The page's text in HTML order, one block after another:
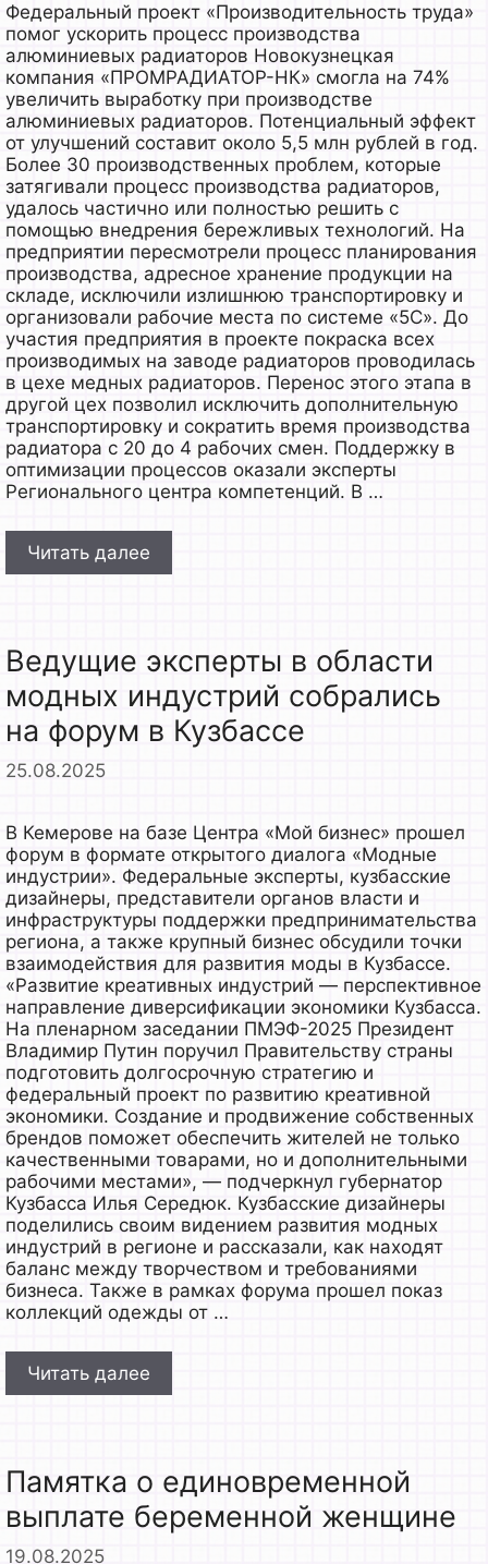
Федеральный проект «Производительность труда»
помог ускорить процесс производства
алюминиевых радиаторов Новокузнецкая
компания «ПРОМРАДИАТОР-НК» смогла на 74%
увеличить выработку при производстве
алюминиевых радиаторов. Потенциальный эффект
от улучшений составит около 5,5 млн рублей в год.
Более 30 производственных проблем, которые
затягивали процесс производства радиаторов,
удалось частично или полностью решить с
помощью внедрения бережливых технологий. На
предприятии пересмотрели процесс планирования
производства, адресное хранение продукции на
складе, исключили излишнюю транспортировку и
организовали рабочие места по системе «5С». До
участия предприятия в проекте покраска всех
производимых на заводе радиаторов проводилась
в цехе медных радиаторов. Перенос этого этапа в
другой цех позволил исключить дополнительную
транспортировку и сократить время производства
радиатора с 20 до 4 рабочих смен. Поддержку в
оптимизации процессов оказали эксперты
Регионального центра компетенций. В …
Читать далее
Ведущие эксперты в области
модных индустрий собрались
на форум в Кузбассе
25.08.2025
В Кемерове на базе Центра «Мой бизнес» прошел
форум в формате открытого диалога «Модные
индустрии». Федеральные эксперты, кузбасские
дизайнеры, представители органов власти и
инфраструктуры поддержки предпринимательства
региона, а также крупный бизнес обсудили точки
взаимодействия для развития моды в Кузбассе.
«Развитие креативных индустрий — перспективное
направление диверсификации экономики Кузбасса.
На пленарном заседании ПМЭФ-2025 Президент
Владимир Путин поручил Правительству страны
подготовить долгосрочную стратегию и
федеральный проект по развитию креативной
экономики. Создание и продвижение собственных
брендов поможет обеспечить жителей не только
качественными товарами, но и дополнительными
рабочими местами», — подчеркнул губернатор
Кузбасса Илья Середюк. Кузбасские дизайнеры
поделились своим видением развития модных
индустрий в регионе и рассказали, как находят
баланс между творчеством и требованиями
бизнеса. Также в рамках форума прошел показ
коллекций одежды от …
Читать далее
Памятка о единовременной
выплате беременной женщине
19.08.2025